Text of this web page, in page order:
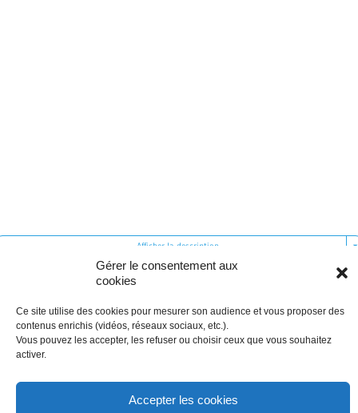
Gérer le consentement aux
cookies
Ce site utilise des cookies pour mesurer son audience et vous proposer des
contenus enrichis (vidéos, réseaux sociaux, etc.).
Vous pouvez les accepter, les refuser ou choisir ceux que vous souhaitez
activer.
Accepter les cookies
Afficher la description
SUR LE MÊME THÈME
Lien utile